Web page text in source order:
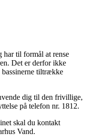
har til formål at rense
Det er derfor ikke
bassinerne tiltrække
dig til den frivillige,
på telefon nr. 1812.
skal du kontakt
Vand.